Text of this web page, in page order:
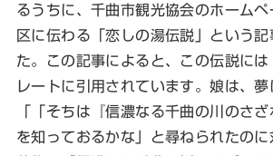
るうちに、千曲市観光協会のホーム
区に伝わる「恋しの湯伝説」という
た。この記事によると、この伝説に
レートに引用されています。娘は、
「「そちは『信濃なる千曲の川のさ
を知っておるかな」と尋ねられたの